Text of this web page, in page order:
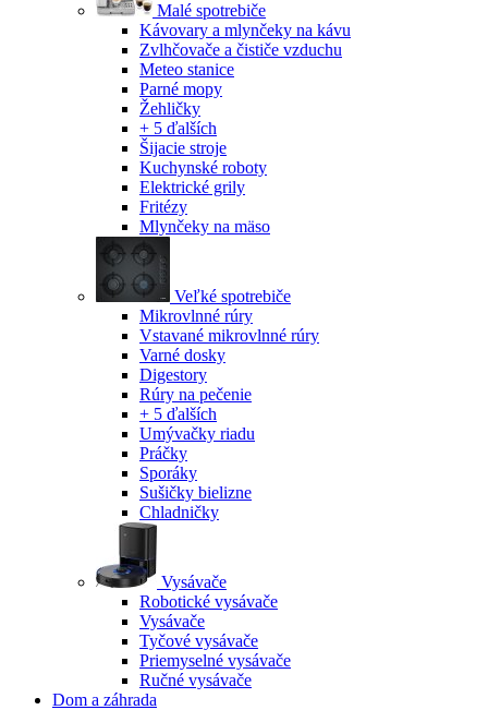
Malé spotrebiče
Kávovary a mlynčeky na kávu
Zvlhčovače a čističe vzduchu
Meteo stanice
Parné mopy
Žehličky
+ 5 ďalších
Šijacie stroje
Kuchynské roboty
Elektrické grily
Fritézy
Mlynčeky na mäso
Veľké spotrebiče
Mikrovlnné rúry
Vstavané mikrovlnné rúry
Varné dosky
Digestory
Rúry na pečenie
+ 5 ďalších
Umývačky riadu
Práčky
Sporáky
Sušičky bielizne
Chladničky
Vysávače
Robotické vysávače
Vysávače
Tyčové vysávače
Priemyselné vysávače
Ručné vysávače
Dom a záhrada